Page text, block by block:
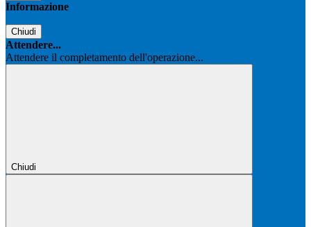
Informazione
Chiudi
Attendere...
Attendere il completamento dell'operazione...
Chiudi